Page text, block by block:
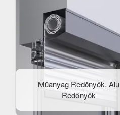
Műanyag Redőnyök, Alu
Redőnyök